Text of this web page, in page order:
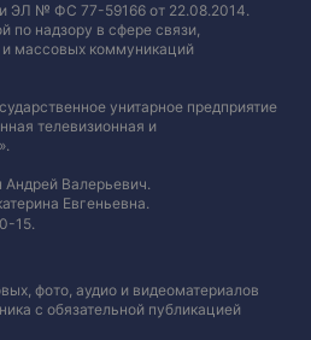
ЭЛ № ФС 77-59166 от 22.08.2014.
по надзору в сфере связи,
массовых коммуникаций
унитарное предприятие
телевизионная и
Андрей Валерьевич.
Евгеньевна.
15.
фото, аудио и видеоматериалов
с обязательной публикацией